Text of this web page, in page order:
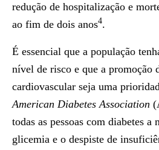
redução de hospitalização e
ao fim de dois anos4.
É essencial que a população
nível de risco e que a promoção
cardiovascular seja uma
American Diabetes Association
todas as pessoas com diabetes a
glicemia e o despiste de